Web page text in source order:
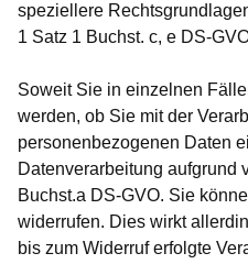
speziellere
1 Satz 1 Buchst. c, e DS-
Soweit Sie in einzelnen
werden, ob Sie mit der
personenbezogenen Daten
Datenverarbeitung aufgrund
Buchst.a DS-GVO. Sie
widerrufen. Dies wirkt
bis zum Widerruf erfolgte